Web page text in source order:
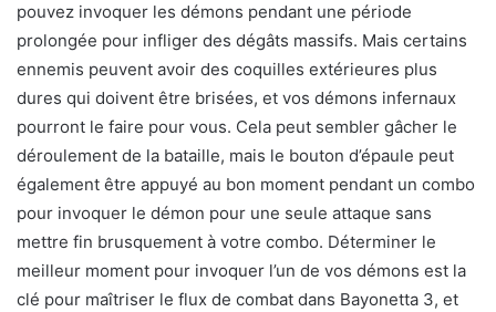
pouvez invoquer les démons pendant une période
prolongée pour infliger des dégâts massifs. Mais certains
ennemis peuvent avoir des coquilles extérieures plus
dures qui doivent être brisées, et vos démons infernaux
pourront le faire pour vous. Cela peut sembler gâcher le
déroulement de la bataille, mais le bouton d’épaule peut
également être appuyé au bon moment pendant un combo
pour invoquer le démon pour une seule attaque sans
mettre fin brusquement à votre combo. Déterminer le
meilleur moment pour invoquer l’un de vos démons est la
clé pour maîtriser le flux de combat dans Bayonetta 3, et